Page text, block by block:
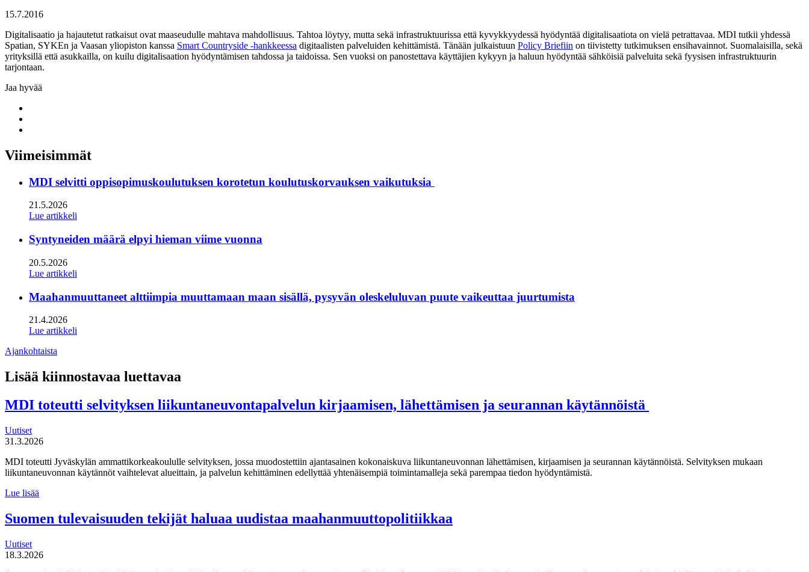
15.7.2016
Digitalisaatio ja hajautetut ratkaisut ovat maaseudulle mahtava mahdollisuus. Tahtoa löytyy, mutta sekä infrastruktuurissa että kyvykkyydessä hyödyntää digitalisaatiota on vielä petrattavaa. MDI tutkii yhdessä
Spatian, SYKEn ja Vaasan yliopiston kanssa Smart Countryside -hankkeessa digitaalisten palveluiden kehittämistä. Tänään julkaistuun Policy Briefiin on tiivistetty tutkimuksen ensihavainnot. Suomalaisilla, sekä
yrityksillä että asukkailla, on kuilu digitalisaation hyödyntämisen tahdossa ja taidoissa. Sen vuoksi on panostettava käyttäjien kykyyn ja haluun hyödyntää sähköisiä palveluita sekä fyysisen infrastruktuurin
tarjontaan.
Jaa hyvää
twitter
Viimeisimmät
MDI selvitti oppisopimuskoulutuksen korotetun koulutuskorvauksen vaikutuksia
21.5.2026
Lue artikkeli
Syntyneiden määrä elpyi hieman viime vuonna
20.5.2026
Lue artikkeli
Maahanmuuttaneet alttiimpia muuttamaan maan sisällä, pysyvän oleskeluluvan puute vaikeuttaa juurtumista
21.4.2026
Lue artikkeli
Ajankohtaista
Lisää kiinnostavaa luettavaa
MDI toteutti selvityksen liikuntaneuvontapalvelun kirjaamisen, lähettämisen ja seurannan käytännöistä
Uutiset
31.3.2026
MDI toteutti Jyväskylän ammattikorkeakoululle selvityksen, jossa muodostettiin ajantasainen kokonaiskuva liikuntaneuvonnan lähettämisen, kirjaamisen ja seurannan käytännöistä. Selvityksen mukaan
liikuntaneuvonnan käytännöt vaihtelevat alueittain, ja palvelun kehittäminen edellyttää yhtenäisempiä toimintamalleja sekä parempaa tiedon hyödyntämistä.
Lue lisää
liikuntaneuvontapalvelun
kirjaamisen,
seurannan
Suomen tulevaisuuden tekijät haluaa uudistaa maahanmuuttopolitiikkaa
Uutiset
18.3.2026